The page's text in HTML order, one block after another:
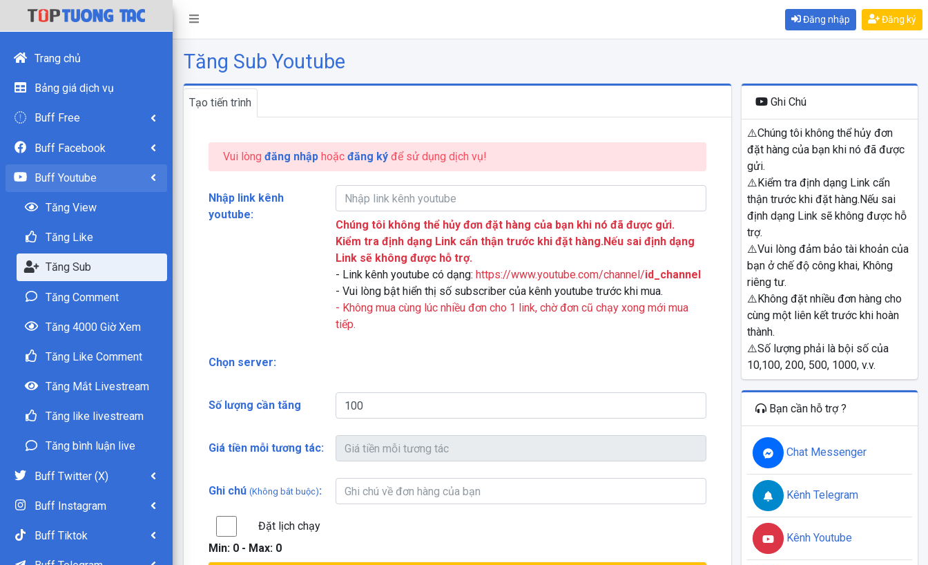
Đăng nhập Đăng ký
Trang chủ
Bảng giá dịch vụ
Buff Free
Buff Facebook
Buff Youtube
Tăng View
Tăng Like
Tăng Sub
Tăng Comment
Tăng 4000 Giờ Xem
Tăng Like Comment
Tăng Mắt Livestream
Tăng like livestream
Tăng bình luận live
Buff Twitter (X)
Buff Instagram
Buff Tiktok
Tăng Sub Youtube
Tạo tiến trình
Vui lòng đăng nhậphoặc đăng kýđể sử dụng dịch vụ!
Nhập link kênh
youtube:
Chúng tôi không thể hủy đơn đặt hàng của bạn khi nó đã được gửi.
Kiểm tra định dạng Link cẩn thận trước khi đặt hàng.Nếu sai định dạng
Link sẽ không được hỗ trợ.
- Link kênh youtube có dạng: https://www.youtube.com/channel/id_channel
- Vui lòng bật hiển thị số subscriber của kênh youtube trước khi mua.
- Không mua cùng lúc nhiều đơn cho 1 link, chờ đơn cũ chạy xong mới mua
tiếp.
Chọn server:
Số lượng cần tăng
Giá tiền mỗi tương tác:
Ghi chú (Không bắt buộc):
Đặt lịch chạy
Min: 0- Max: 0
Ghi Chú
⚠️Chúng tôi không thể hủy đơn
đặt hàng của bạn khi nó đã được
gửi.
⚠️Kiểm tra định dạng Link cẩn
thận trước khi đặt hàng.Nếu sai
định dạng Link sẽ không được hỗ
trợ.
⚠️Vui lòng đảm bảo tài khoản của
bạn ở chế độ công khai, Không
riêng tư.
⚠️Không đặt nhiều đơn hàng cho
cùng một liên kết trước khi hoàn
thành.
⚠️Số lượng phải là bội số của
10,100, 200, 500, 1000, v.v.
Bạn cần hỗ trợ ?
Chat Messenger
Kênh Telegram
Kênh Youtube